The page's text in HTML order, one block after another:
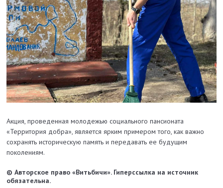
Акция, проведенная молодежью социального пансионата
«Территория добра», является ярким примером того, как важно
сохранять историческую память и передавать ее будущим
поколениям.
© Авторское право «Витьбичи». Гиперссылка на источник
обязательна.